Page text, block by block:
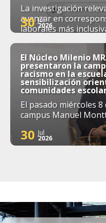
La investigación
avanzar en
laborales más
30 Jul
2026
El Núcleo Milenio
presentaron la
racismo en la
sensibilización
comunidades
El pasado miércoles
campus Manuel
30 Jul
2026